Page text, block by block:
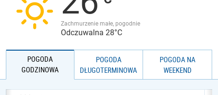
Zachmurzenie małe, pogodnie
Odczuwalna 28°C
POGODA
GODZINOWA
POGODA
DŁUGOTERMINOWA
POGODA NA
WEEKEND